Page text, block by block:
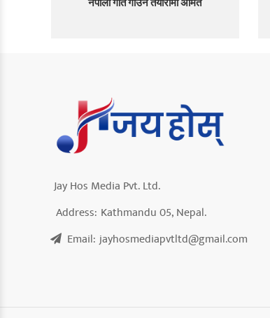
Jay Hos Media Pvt. Ltd.
Address: Kathmandu 05, Nepal.
Email: jayhosmediapvtltd@gmail.com